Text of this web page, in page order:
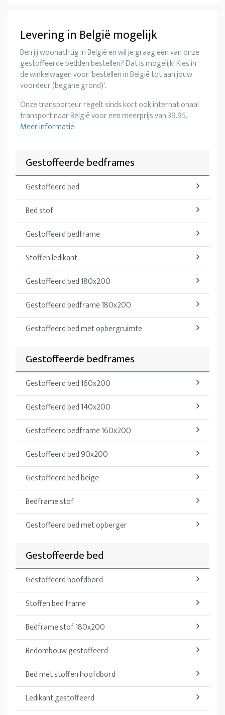
Levering in België mogelijk
Ben jij woonachtig in België en wil je graag één van onze
gestoffeerde bedden bestellen? Dat is mogelijk! Kies in
de winkelwagen voor 'bestellen in België tot aan jouw
voordeur (begane grond)'.
Onze transporteur regelt sinds kort ook internationaal
transport naar België voor een meerprijs van 39.95.
Meer informatie.
Gestoffeerde bedframes
Gestoffeerd bed
Bed stof
Gestoffeerd bedframe
Stoffen ledikant
Gestoffeerd bed 180x200
Gestoffeerd bedframe 180x200
Gestoffeerd bed met opbergruimte
Gestoffeerde bedframes
Gestoffeerd bed 160x200
Gestoffeerd bed 140x200
Gestoffeerd bedframe 160x200
Gestoffeerd bed 90x200
Gestoffeerd bed beige
Bedframe stof
Gestoffeerd bed met opberger
Gestoffeerde bed
Gestoffeerd hoofdbord
Stoffen bed frame
Bedframe stof 180x200
Bedombouw gestoffeerd
Bed met stoffen hoofdbord
Ledikant gestoffeerd